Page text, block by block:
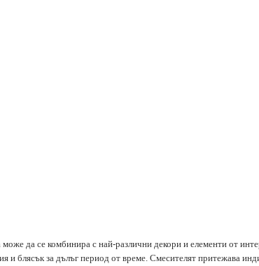
да се комбинира с най-различни декори и елементи от
и блясък за дълъг период от време. Смесителят притежава